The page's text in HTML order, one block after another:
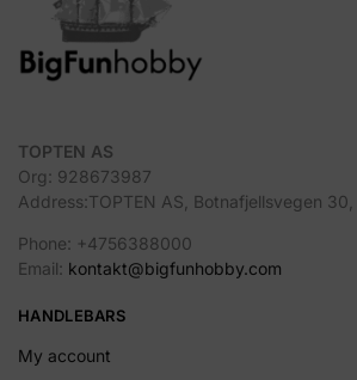
TOPTEN AS
Org: 928673987
Address:TOPTEN AS, Botnafjellsvegen
Phone: +4756388000
Email: kontakt@bigfunhobby.com
HANDLEBARS
My account